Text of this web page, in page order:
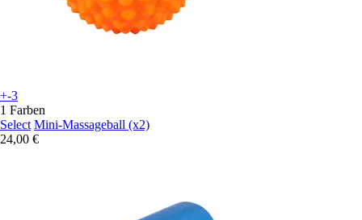
+-3
1 Farben
Select Mini-Massageball (x2)
24,00 €